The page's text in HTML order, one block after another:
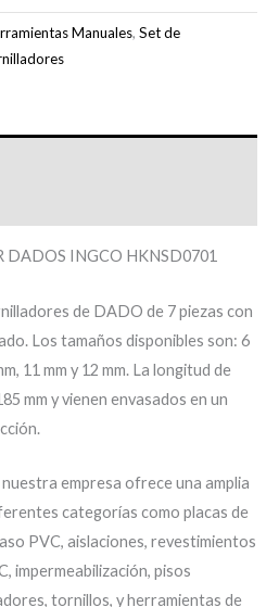
Manuales, Set de
DADOS INGCO HKNSD0701
de DADO de 7 piezas con
Los tamaños disponibles son: 6
11 mm y 12 mm. La longitud de
mm y vienen envasados en un
empresa ofrece una amplia
categorías como placas de
PVC, aislaciones, revestimientos
impermeabilización, pisos
tornillos, y herramientas de